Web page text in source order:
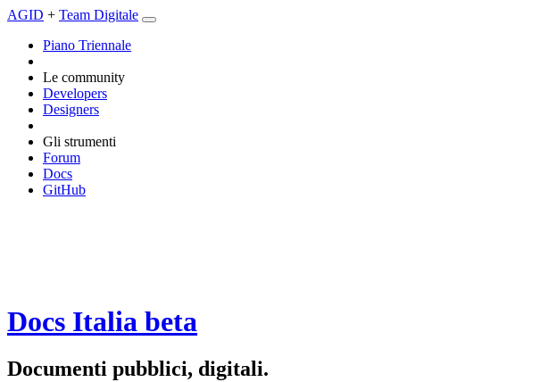
AGID + Team Digitale
Piano Triennale
Le community
Developers
Designers
Gli strumenti
Forum
Docs
GitHub
Docs Italia beta
Documenti pubblici, digitali.